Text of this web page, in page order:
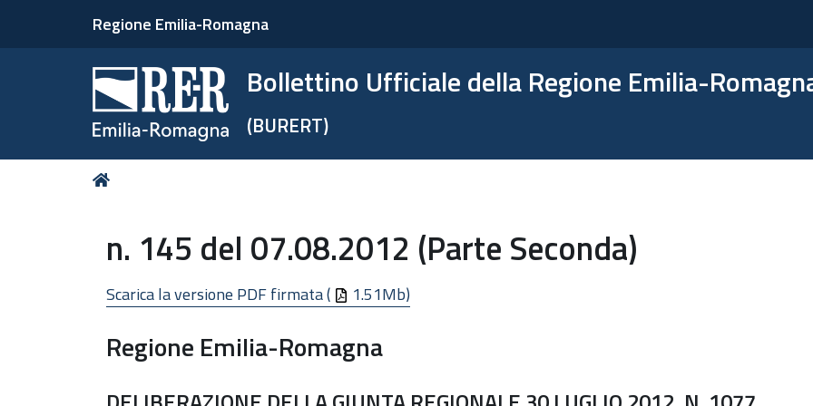
Regione Emilia-Romagna
Bollettino Ufficiale della Regione Emilia-
(BURERT)
Tu
n. 145 del 07.08.2012 (Parte Seconda)
Scarica la versione PDF firmata ( 1.51Mb)
Regione Emilia-Romagna